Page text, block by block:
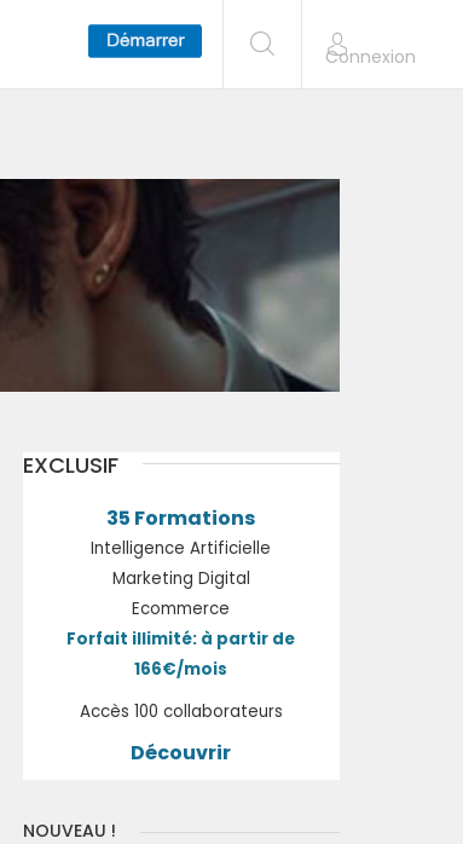
Connexion
EXCLUSIF
35 Formations
Intelligence Artificielle
Marketing Digital
Ecommerce
Forfait illimité: à partir de
166€/mois
Accès 100 collaborateurs
Découvrir
NOUVEAU !